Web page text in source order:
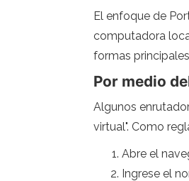
El enfoque de
computadora
formas
Por medio
Algunos
virtual". Como
Abre el
Ingrese el